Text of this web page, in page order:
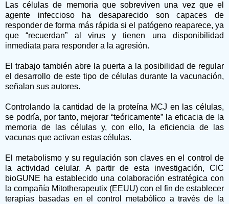
Las células de memoria que sobreviven una vez que el
agente infeccioso ha desaparecido son capaces de
responder de forma más rápida si el patógeno reaparece, ya
que “recuerdan” al virus y tienen una disponibilidad
inmediata para responder a la agresión.
El trabajo también abre la puerta a la posibilidad de regular
el desarrollo de este tipo de células durante la vacunación,
señalan sus autores.
Controlando la cantidad de la proteína MCJ en las células,
se podría, por tanto, mejorar “teóricamente” la eficacia de la
memoria de las células y, con ello, la eficiencia de las
vacunas que activan estas células.
El metabolismo y su regulación son claves en el control de
la actividad celular. A partir de esta investigación, CIC
bioGUNE ha establecido una colaboración estratégica con
la compañía Mitotherapeutix (EEUU) con el fin de establecer
terapias basadas en el control metabólico a través de la